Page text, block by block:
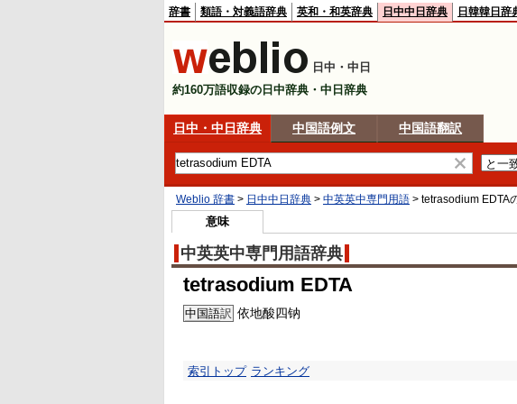
辞書 類語・対義語辞典 英和・和英辞典 日中中日辞典 日韓韓日辞
日中・中日
約160万語収録の日中辞典・中日辞典
日中・中日辞典 中国語例文 中国語翻訳
Weblio 辞書 > 日中中日辞典 > 中英英中専門用語 > tetrasodium EDTA
意味
中英英中専門用語辞典
tetrasodium EDTA
中国語訳 依地酸四钠
索引トップ ランキング